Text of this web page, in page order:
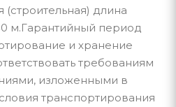
длина
м.Гарантийный период
и хранение
требованиям
изложенными в
транспортирования